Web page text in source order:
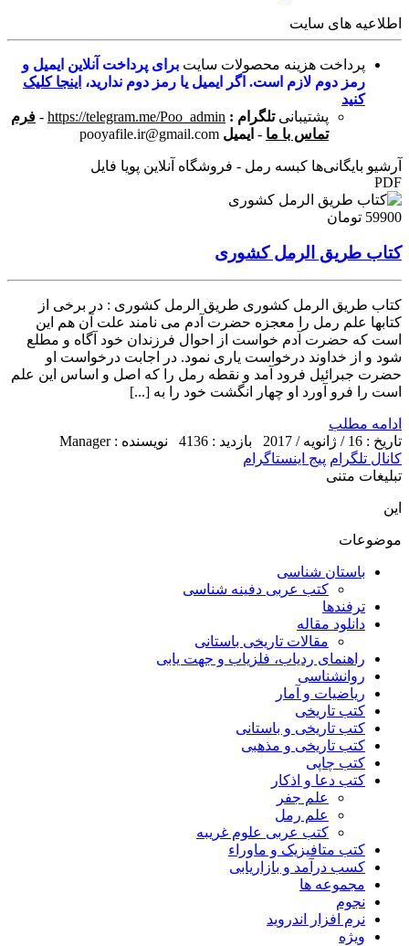
اطلاعیه های سایت
پرداخت هزینه محصولات سایت برای پرداخت آنلاین ایمیل و
رمز دوم لازم است. اگر ایمیل یا رمز دوم ندارید، اینجا کلیک
کنید
پشتیبانی تلگرام : https://telegram.me/Poo_admin
- فرم
تماس با ما - ایمیل pooyafile.ir@gmail.com
آرشیو بایگانی‌ها کبسه رمل - فروشگاه آنلاین پویا فایل
PDF
59900 تومان
کتاب طریق الرمل کشوری
کتاب طریق الرمل کشوری طریق الرمل کشوری : در برخی از
کتابها علم رمل را معجزه حضرت آدم می نامند علت آن هم این
است که حضرت آدم خواست از احوال فرزندان خود آگاه و مطلع
شود و از خداوند درخواست یاری نمود. در اجابت درخواست او
حضرت جبرائیل فرود آمد و نقطه رمل را که اصل و اساس این علم
است را فرو آورد او چهار انگشت خود را به [...]
ادامه مطلب
تاریخ : 16 / ژانویه / 2017
بازدید : 4136
نویسنده : Manager
کانال تلگرام پیج اینستاگرام
تبلیغات متنی
این
موضوعات
باستان شناسی
کتب عربی دفینه شناسی
ترفندها
دانلود مقاله
مقالات تاریخی باستانی
راهنمای ردیاب، فلزیاب و جهت یابی
روانشناسی
ریاضیات و آمار
کتب تاریخی
کتب تاریخی و باستانی
کتب تاریخی و مذهبی
کتب چاپی
کتب دعا و اذکار
علم جفر
علم رمل
کتب عربی علوم غریبه
کتب متافیزیک و ماوراء
کسب درآمد و بازاریابی
مجموعه ها
نجوم
نرم افزار اندروید
ویژه